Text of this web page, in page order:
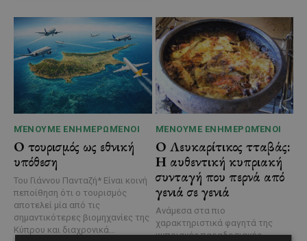
ΜΈΝΟΥΜΕ ΕΝΗΜΕΡΩΜΈΝΟΙ
Ο τουρισμός ως εθνική
υπόθεση
Του Γιάννου Πανταζή* Είναι κοινή
πεποίθηση ότι ο τουρισμός
αποτελεί μία από τις
σημαντικότερες βιομηχανίες της
Κύπρου και διαχρονικά...
ΜΈΝΟΥΜΕ ΕΝΗΜΕΡΩΜΈΝΟΙ
Ο Λευκαρίτικος τταβάς:
Η αυθεντική κυπριακή
συνταγή που περνά από
γενιά σε γενιά
Ανάμεσα στα πιο
χαρακτηριστικά φαγητά της
κυπριακής παραδοσιακής